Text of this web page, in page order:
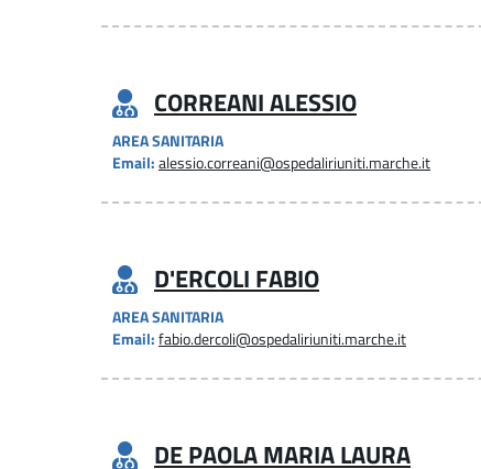
CORREANI ALESSIO
AREA SANITARIA
Email: alessio.correani@ospedaliriuniti.marche.it
D'ERCOLI FABIO
AREA SANITARIA
Email: fabio.dercoli@ospedaliriuniti.marche.it
DE PAOLA MARIA LAURA